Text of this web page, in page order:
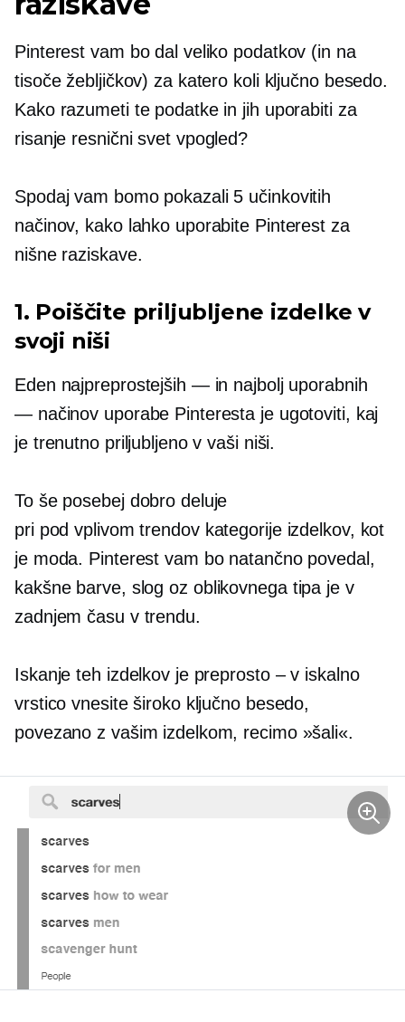
Pinterest vam bo dal veliko podatkov (in na
tisoče žebljičkov) za katero koli ključno besedo.
Kako razumeti te podatke in jih uporabiti za
risanje resnični svetvpogled?
Spodaj vam bomo pokazali 5 učinkovitih
načinov, kako lahko uporabite Pinterest za
nišne raziskave.
1. Poiščite priljubljene izdelke v
svoji niši
Eden najpreprostejših — in najbolj uporabnih
— načinov uporabe Pinteresta je ugotoviti, kaj
je trenutno priljubljeno v vaši niši.
To še posebej dobro deluje
pri pod vplivom trendovkategorije izdelkov, kot
je moda. Pinterest vam bo natančno povedal,
kakšne barve, slog oz oblikovnega tipa je v
zadnjem času v trendu.
Iskanje teh izdelkov je preprosto – v iskalno
vrstico vnesite široko ključno besedo,
povezano z vašim izdelkom, recimo »šali«.